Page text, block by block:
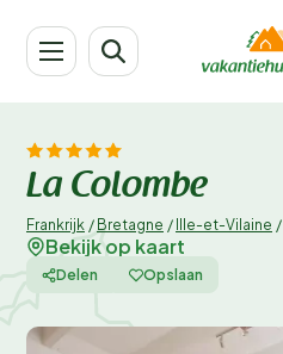
La Colombe
Frankrijk / Bretagne / Ille-et-Vilaine /
Bekijk op kaart
Delen Opslaan